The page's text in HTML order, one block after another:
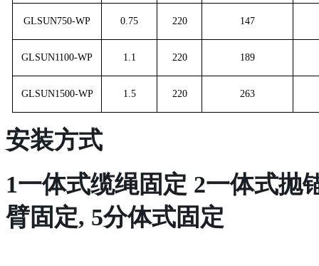
GLSUN750-WP 0.75 220 147
GLSUN1100-WP 1.1 220 189
GLSUN1500-WP 1.5 220 263
安装方式
1一体式缆绳固定 2一体式抛
臂固定, 5分体式固定